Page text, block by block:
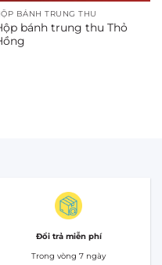
BÁNH TRUNG THU
bánh trung thu Thỏ
Đổi trả miễn phí
Trong vòng 7 ngày